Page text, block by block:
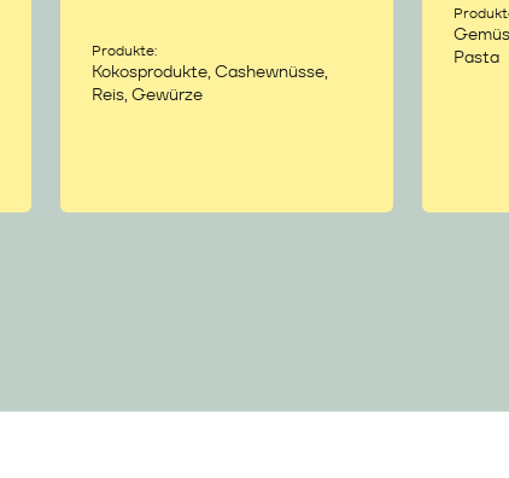
Produkte:
Kokosprodukte, Cashewnüsse,
Reis, Gewürze
Pasta